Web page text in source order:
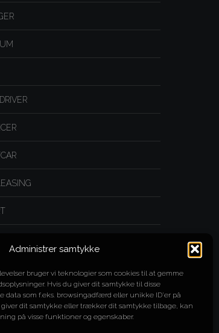
Administrer samtykke
bruger vi teknologier som cookies til at gemme
Hvis du giver dit samtykke til disse
data som f.eks. browsingadfærd eller unikke ID'er på
dit samtykke eller trækker dit samtykke tilbage, kan
på visse funktioner og egenskaber.